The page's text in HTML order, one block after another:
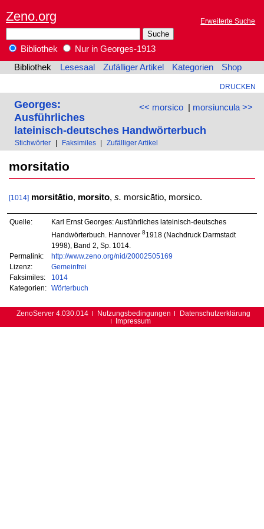
Zeno.org Erweiterte Suche
Bibliothek
Nur in Georges-1913
Bibliothek
Lesesaal Zufälliger Artikel Kategorien Shop
DRUCKEN
<< morsico| morsiuncula >>
Georges:
Ausführliches
lateinisch-deutsches Handwörterbuch
Stichwörter Faksimiles Zufälliger Artikel
morsitatio
[1014] morsitātio, morsito, s. morsicātio, morsico.
Quelle:
Karl Ernst Georges: Ausführliches lateinisch-deutsches
Handwörterbuch. Hannover 81918 (Nachdruck Darmstadt
1998), Band 2, Sp. 1014.
Permalink:
http://www.zeno.org/nid/20002505169
Lizenz:
Gemeinfrei
Faksimiles:
1014
Kategorien:
Wörterbuch
ZenoServer 4.030.014 Nutzungsbedingungen
Datenschutzerklärung
Impressum